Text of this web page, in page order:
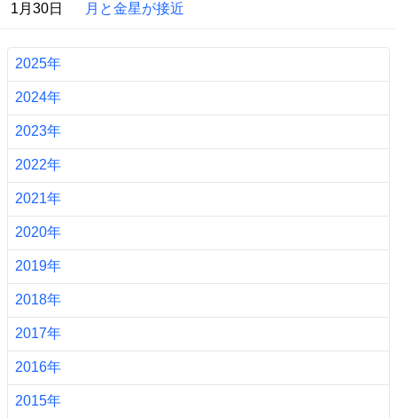
1月30日 月と金星が接近
2025年
2024年
2023年
2022年
2021年
2020年
2019年
2018年
2017年
2016年
2015年